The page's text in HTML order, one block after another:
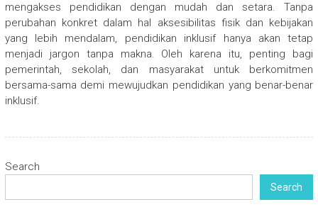
mengakses pendidikan dengan mudah dan setara. Tanpa
perubahan konkret dalam hal aksesibilitas fisik dan kebijakan
yang lebih mendalam, pendidikan inklusif hanya akan tetap
menjadi jargon tanpa makna. Oleh karena itu, penting bagi
pemerintah, sekolah, dan masyarakat untuk berkomitmen
bersama-sama demi mewujudkan pendidikan yang benar-benar
inklusif.
Search
Search